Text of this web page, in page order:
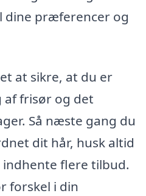
dine præferencer og
at sikre, at du er
af frisør og det
Så næste gang du
dit hår, husk altid
flere tilbud.
forskel i din